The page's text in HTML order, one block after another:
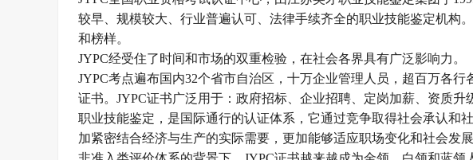
较早、规模较大、行业普遍认可、法律手续齐全的职业技能鉴定机构
和榜样。
JYPC经受住了时间和市场的双重检验，在社会各界具有广泛影响力。
JYPC考点遍布国内32个省市自治区，十万企业管理人员，超百万各
证书。JYPC证书广泛用于：政府招标、企业招聘、定岗加薪、资质
职业技能鉴定，是国际通行的认证体系，它通过竞争取得社会承认和
加紧密结合经济与生产的实际需要，更加能够适应职场变化和社会发